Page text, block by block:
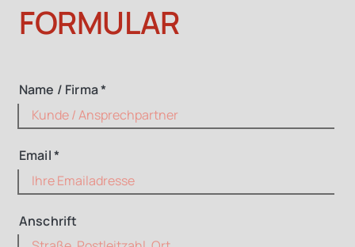
FORMULAR
Name / Firma *
Email *
Anschrift